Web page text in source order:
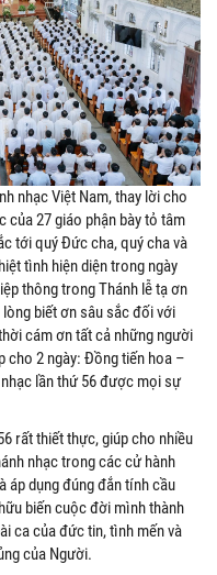
nhạc Việt Nam, thay lời cho
của 27 giáo phận bày tỏ tâm
tới quý Đức cha, quý cha và
tình hiện diện trong ngày
thông trong Thánh lễ tạ ơn
biết ơn sâu sắc đối với
cám ơn tất cả những người
cho 2 ngày: Đồng tiến hoa –
lần thứ 56 được mọi sự
rất thiết thực, giúp cho nhiều
nhạc trong các cử hành
áp dụng đúng đắn tính cầu
biến cuộc đời mình thành
ca của đức tin, tình mến và
của Người.